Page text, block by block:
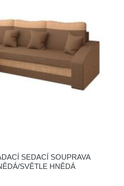
SEDACÍ SOUPRAVA
SVĚTLE HNĚDÁ